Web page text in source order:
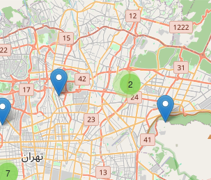
7
2